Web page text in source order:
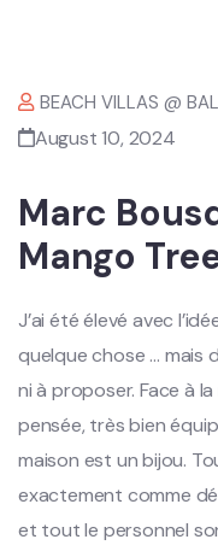
BEACH VILLAS @
August 10, 2024
Marc
Mango
J’ai été élevé avec
quelque chose … mais
ni à proposer. Face à
pensée, très bien
maison est un bijou.
exactement comme
et tout le personnel